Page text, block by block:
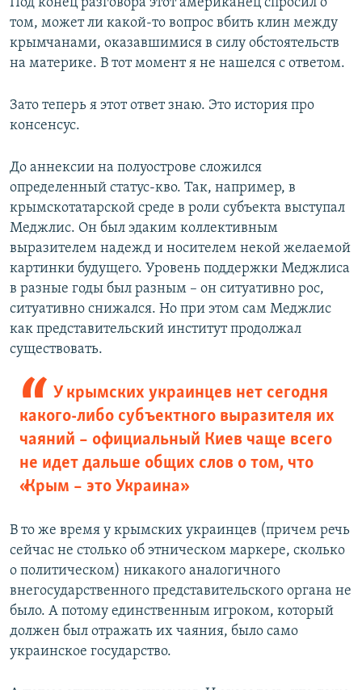
Под конец разговора этот американец спросил о
том, может ли какой-то вопрос вбить клин между
крымчанами, оказавшимися в силу обстоятельств
на материке. В тот момент я не нашелся с ответом.
Зато теперь я этот ответ знаю. Это история про
консенсус.
До аннексии на полуострове сложился
определенный статус-кво. Так, например, в
крымскотатарской среде в роли субъекта выступал
Меджлис. Он был эдаким коллективным
выразителем надежд и носителем некой желаемой
картинки будущего. Уровень поддержки Меджлиса
в разные годы был разным – он ситуативно рос,
ситуативно снижался. Но при этом сам Меджлис
как представительский институт продолжал
существовать.
У крымских украинцев нет сегодня
какого-либо субъектного выразителя их
чаяний – официальный Киев чаще всего
не идет дальше общих слов о том, что
«Крым – это Украина»
В то же время у крымских украинцев (причем речь
сейчас не столько об этническом маркере, сколько
о политическом) никакого аналогичного
внегосударственного представительского органа не
было. А потому единственным игроком, который
должен был отражать их чаяния, было само
украинское государство.